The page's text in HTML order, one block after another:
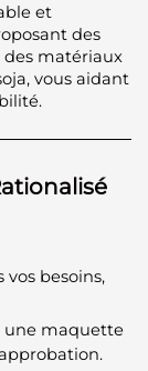
et
des
des matériaux
vous aidant
vos besoins,
une maquette